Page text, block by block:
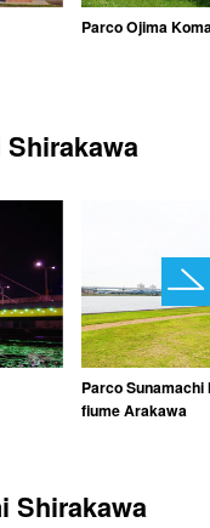
Parco Ojima
Parco Sunamachi
fiume Arakawa
Shirakawa